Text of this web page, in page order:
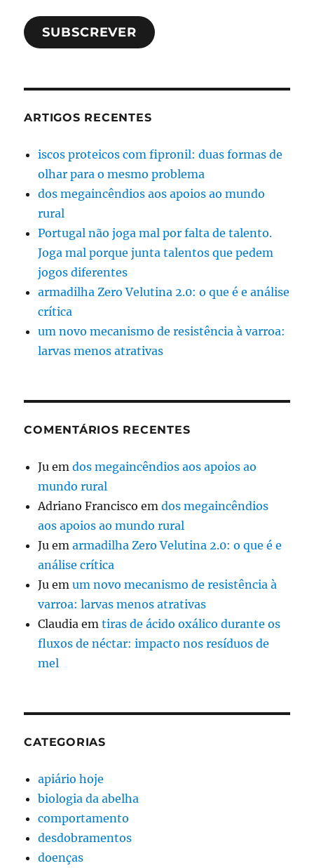
SUBSCREVER
ARTIGOS RECENTES
iscos proteicos com fipronil: duas formas de
olhar para o mesmo problema
dos megaincêndios aos apoios ao mundo
rural
Portugal não joga mal por falta de talento.
Joga mal porque junta talentos que pedem
jogos diferentes
armadilha Zero Velutina 2.0: o que é e análise
crítica
um novo mecanismo de resistência à varroa:
larvas menos atrativas
COMENTÁRIOS RECENTES
Ju emdos megaincêndios aos apoios ao
mundo rural
Adriano Francisco emdos megaincêndios
aos apoios ao mundo rural
Ju emarmadilha Zero Velutina 2.0: o que é e
análise crítica
Ju emum novo mecanismo de resistência à
varroa: larvas menos atrativas
Claudia emtiras de ácido oxálico durante os
fluxos de néctar: impacto nos resíduos de
mel
CATEGORIAS
apiário hoje
biologia da abelha
comportamento
desdobramentos
doenças